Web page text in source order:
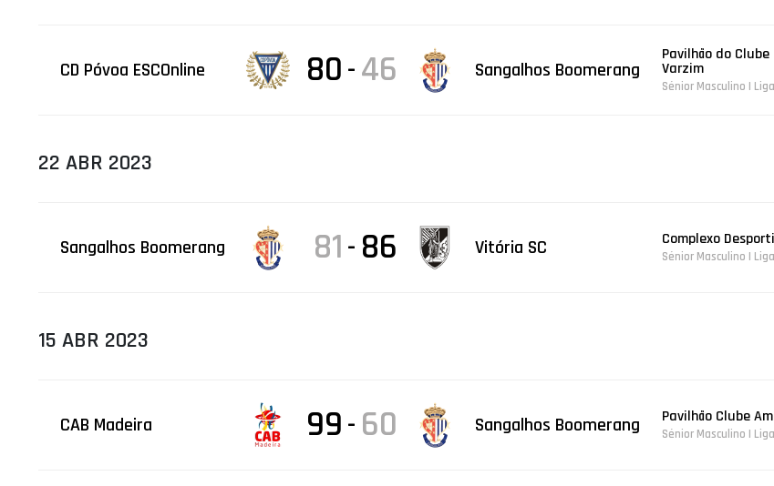
CD Póvoa ESCOnline 80 - 46 Sangalhos Boomerang
Pavilhão do
Varzim
Sénior Masculino |
22 ABR 2023
Sangalhos Boomerang 81 - 86 Vitória SC Complexo
Sénior Masculino |
15 ABR 2023
CAB Madeira 99 - 60 Sangalhos Boomerang Pavilhão Clube
Sénior Masculino |